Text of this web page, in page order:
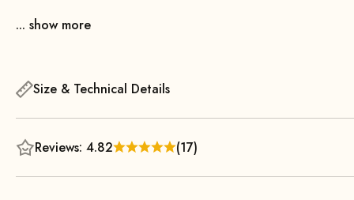
sanded into shape one by one. They harmonize perfectly with
companion to it. Whether in a modern living room, a cozy
furniture that retains its appeal even after many years.
... show more
Size & Technical Details
Reviews: 4.82 (17)